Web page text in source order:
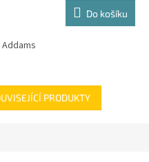
Do košíku
PRODUKTY